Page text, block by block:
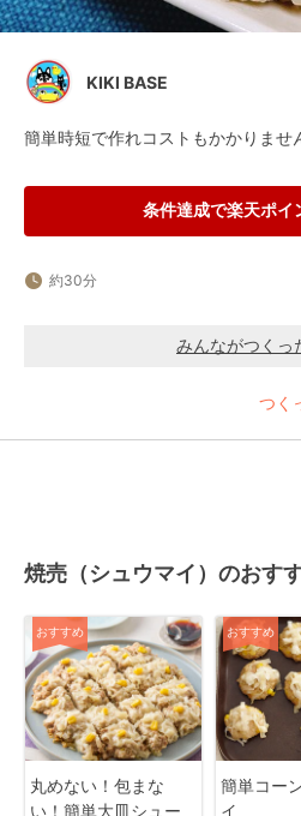
KIKI BASE
簡単時短で作れコストもかかりませ
条件達成で楽天ポイ
約30分
みんながつくっ
つく
焼売（シュウマイ）のおす
おすすめ
丸めない！包まな
い！簡単大皿シュー
おすすめ
簡単コー
イ